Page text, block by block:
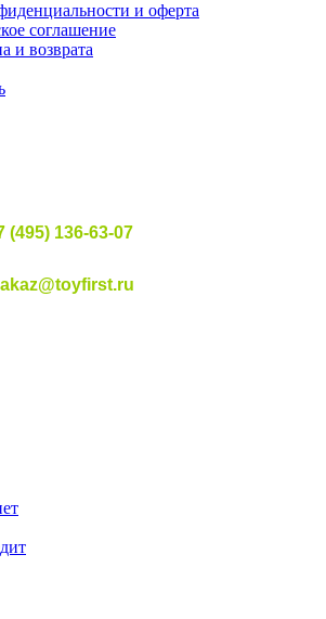
и оферта
соглашение
и возврата
(495) 136-63-07